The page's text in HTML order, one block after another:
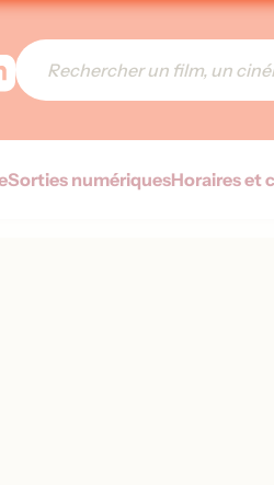
Sorties numériquesHoraires et